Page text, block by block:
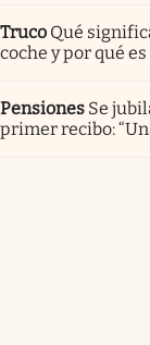
Truco Qué
coche y por qué
Pensiones Se
primer recibo: